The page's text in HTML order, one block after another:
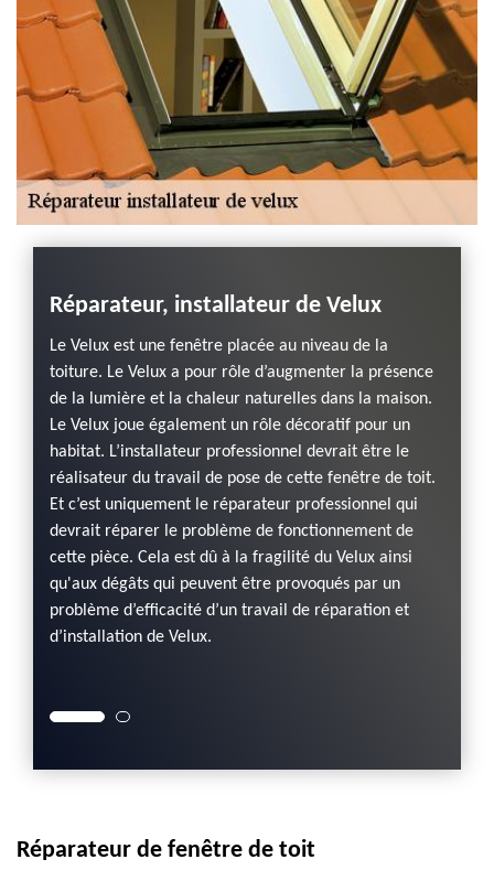
Réparateur, installateur de Velux
Le Velux est une fenêtre placée au niveau de la
toiture. Le Velux a pour rôle d’augmenter la présence
de la lumière et la chaleur naturelles dans la maison.
Le Velux joue également un rôle décoratif pour un
habitat. L’installateur professionnel devrait être le
réalisateur du travail de pose de cette fenêtre de toit.
Et c’est uniquement le réparateur professionnel qui
devrait réparer le problème de fonctionnement de
cette pièce. Cela est dû à la fragilité du Velux ainsi
qu'aux dégâts qui peuvent être provoqués par un
problème d’efficacité d’un travail de réparation et
d’installation de Velux.
Réparateur de fenêtre de toit